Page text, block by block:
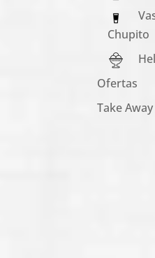
Chupito
Ofertas
Take Away